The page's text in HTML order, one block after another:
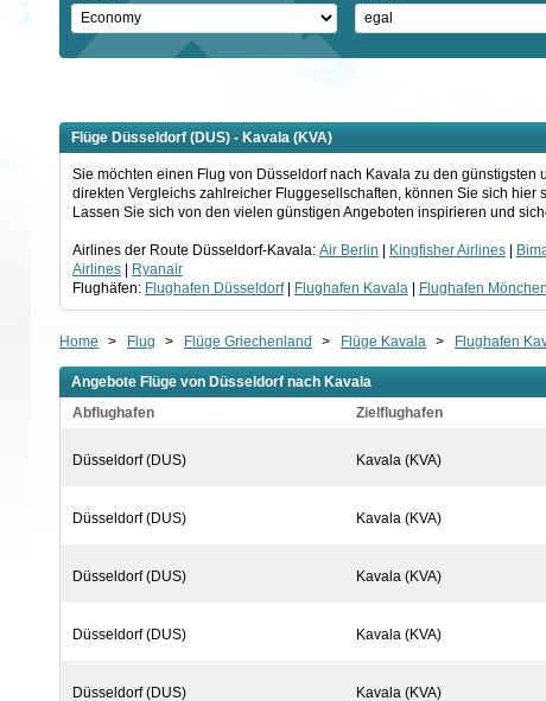
Flüge Düsseldorf (DUS) - Kavala (KVA)
Sie möchten einen Flug von Düsseldorf nach Kavala zu den
direkten Vergleichs zahlreicher Fluggesellschaften, können Sie sich
Lassen Sie sich von den vielen günstigen Angeboten inspirieren und
Airlines der Route Düsseldorf-Kavala: Air Berlin Kingfisher Airlines|
Airlines|
Ryanair
Flughäfen: Flughafen Düsseldorf| Flughafen Kavala| Flughafen
Home > Flug > Flüge Griechenland > Flüge Kavala > Flughafen
Angebote Flüge von Düsseldorf nach Kavala
Abflughafen
Zielflughafen
Düsseldorf (DUS) Kavala (KVA)
Düsseldorf (DUS) Kavala (KVA)
Düsseldorf (DUS) Kavala (KVA)
Düsseldorf (DUS) Kavala (KVA)
Düsseldorf (DUS) Kavala (KVA)